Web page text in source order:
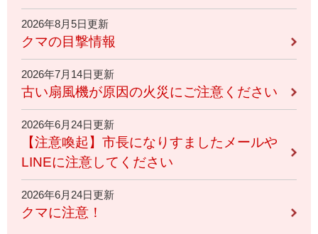
2026年8月5日更新
クマの目撃情報
2026年7月14日更新
古い扇風機が原因の火災にご注意ください
2026年6月24日更新
【注意喚起】市長になりすましたメールや
LINEに注意してください
2026年6月24日更新
クマに注意！